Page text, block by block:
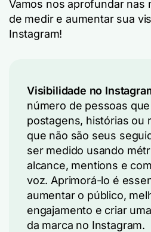
Vamos nos aprofundar nas
de medir e aumentar sua
Instagram!
Visibilidade no
número de pessoas
postagens, histórias ou
que não são seus
ser medido usando
alcance, mentions e
voz. Aprimorá-lo é
aumentar o público,
engajamento e criar
da marca no Instagram.